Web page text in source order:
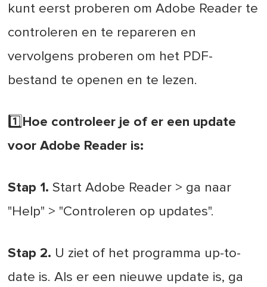
kunt eerst proberen om Adobe Reader te
controleren en te repareren en
vervolgens proberen om het PDF-
bestand te openen en te lezen.
1️⃣Hoe controleer je of er een update
voor Adobe Reader is:
Stap 1. Start Adobe Reader > ga naar
"Help" > "Controleren op updates".
Stap 2. U ziet of het programma up-to-
date is. Als er een nieuwe update is, ga